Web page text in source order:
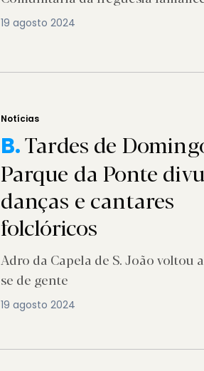
19 agosto 2024
Notícias
B.Tardes de
Parque da Ponte
danças e cantares
folclóricos
Adro da Capela de S. João voltou
se de gente
19 agosto 2024